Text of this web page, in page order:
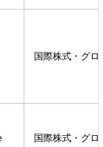
国際株式・グロ
国際株式・グロ